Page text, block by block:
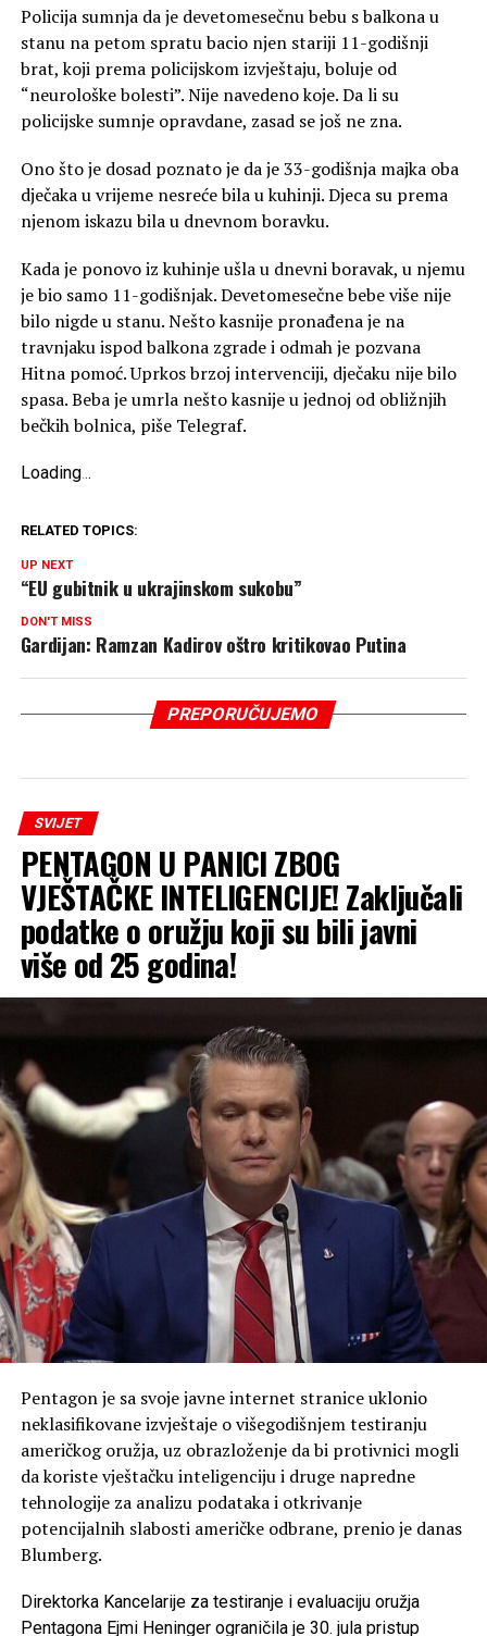
Policija sumnja da je devetomesečnu bebu s balkona u
stanu na petom spratu bacio njen stariji 11-godišnji
brat, koji prema policijskom izvještaju, boluje od
“neurološke bolesti”. Nije navedeno koje. Da li su
policijske sumnje opravdane, zasad se još ne zna.
Ono što je dosad poznato je da je 33-godišnja majka oba
dječaka u vrijeme nesreće bila u kuhinji. Djeca su prema
njenom iskazu bila u dnevnom boravku.
Kada je ponovo iz kuhinje ušla u dnevni boravak, u njemu
je bio samo 11-godišnjak. Devetomesečne bebe više nije
bilo nigde u stanu. Nešto kasnije pronađena je na
travnjaku ispod balkona zgrade i odmah je pozvana
Hitna pomoć. Uprkos brzoj intervenciji, dječaku nije bilo
spasa. Beba je umrla nešto kasnije u jednoj od obližnjih
bečkih bolnica, piše Telegraf.
Loading...
RELATED TOPICS:
UP NEXT
“EU gubitnik u ukrajinskom sukobu”
DON'T MISS
Gardijan: Ramzan Kadirov oštro kritikovao Putina
PREPORUČUJEMO
SVIJET
PENTAGON U PANICI ZBOG
VJEŠTAČKE INTELIGENCIJE! Zaključali
podatke o oružju koji su bili javni
više od 25 godina!
Pentagon je sa svoje javne internet stranice uklonio
neklasifikovane izvještaje o višegodišnjem testiranju
američkog oružja, uz obrazloženje da bi protivnici mogli
da koriste vještačku inteligenciju i druge napredne
tehnologije za analizu podataka i otkrivanje
potencijalnih slabosti američke odbrane, prenio je danas
Blumberg.
Direktorka Kancelarije za testiranje i evaluaciju oružja
Pentagona Ejmi Heninger ograničila je 30. jula pristup